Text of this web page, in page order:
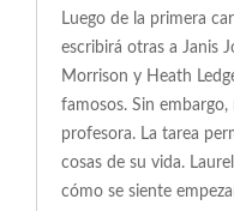
Luego de la primera
escribirá otras a Janis
Morrison y Heath
famosos. Sin
profesora. La tarea
cosas de su vida.
cómo se siente